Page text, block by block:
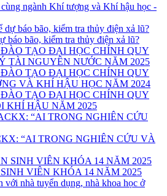
ngành Khí tượng và Khí hậu học -
báo bão, kiểm tra thủy điện xả lũ?
TẠO ĐẠI HỌC CHÍNH QUY
TÀI NGUYÊN NƯỚC NĂM 2025
TẠO ĐẠI HỌC CHÍNH QUY
VÀ KHÍ HẬU HỌC NĂM 2024
TẠO ĐẠI HỌC CHÍNH QUY
KHÍ HẬU NĂM 2025
“AI TRONG NGHIÊN CỨU VÀ
VIÊN KHÓA 14 NĂM 2025